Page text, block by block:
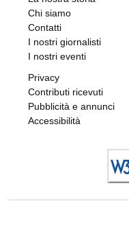
Chi siamo
Contatti
I nostri giornalisti
I nostri eventi
Privacy
Contributi ricevuti
Pubblicità e annunci
Accessibilità